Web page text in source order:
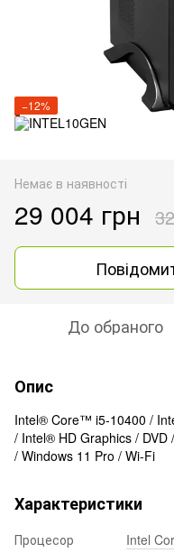
−12%
Немає в наявності
29 004 грн
До обраного
Опис
Intel® Core™ i5-10400 /
/ Intel® HD Graphics /
/ Windows 11 Pro / Wi-Fi
Характеристики
Процесор
Intel